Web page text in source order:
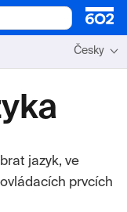
Česky
jazyk, ve
prvcích